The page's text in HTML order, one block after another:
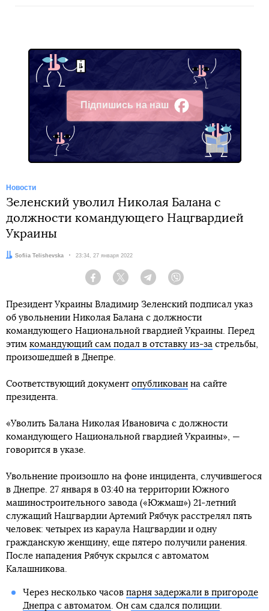
Підпишись на наш
Facebook
Новости
Зеленский уволил Николая Балана с
должности командующего Нацгвардией
Украины
Автор:
Sofiia Telishevska Дата:
23:34, 27 января 2022
Facebook Twitter Telegram
Президент Украины Владимир Зеленский подписал указ
об увольнении Николая Балана с должности
командующего Национальной гвардией Украины. Перед
этим командующий сам подал в отставку из-за стрельбы,
произошедшей в Днепре.
Соответствующий документ опубликован на сайте
президента.
«Уволить Балана Николая Ивановича с должности
командующего Национальной гвардией Украины», —
говорится в указе.
Увольнение произошло на фоне инцидента, случившегося
в Днепре. 27 января в 03:40 на территории Южного
машиностроительного завода («Южмаш») 21-летний
служащий Нацгвардии Артемий Рябчук расстрелял пять
человек: четырех из караула Нацгвардии и одну
гражданскую женщину, еще пятеро получили ранения.
После нападения Рябчук скрылся с автоматом
Калашникова.
Через несколько часов парня задержали в пригороде
Днепра с автоматом . Он сам сдался полиции.